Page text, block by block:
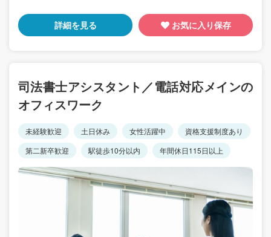
詳細を見る お気に入り保存
司法書士アシスタント／電話対応メインの
オフィスワーク
未経験歓迎 土日休み 女性活躍中
資格支援制度あり
第二新卒歓迎
駅徒歩10分以内 年間休日115日以上